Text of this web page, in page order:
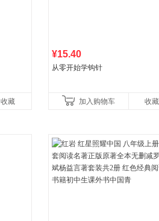
收藏
¥15.40
从零开始学钩针
加入购物车 收藏